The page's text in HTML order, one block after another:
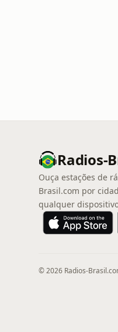
Radios-
Ouça estações de
Brasil.com por
qualquer
© 2026 Radios-